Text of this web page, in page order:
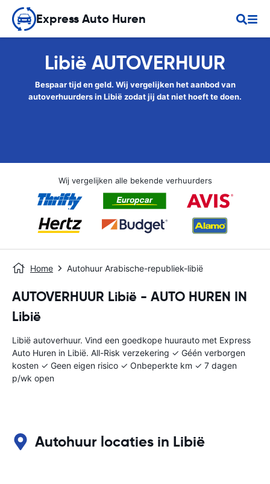
Express Auto Huren
Libië AUTOVERHUUR
Bespaar tijd en geld. Wij vergelijken het aanbod van
autoverhuurders in Libië zodat jij dat niet hoeft te doen.
Wij vergelijken alle bekende verhuurders
Home Autohuur Arabische-republiek-libië
AUTOVERHUUR Libië - AUTO HUREN IN
Libië
Libië autoverhuur. Vind een goedkope huurauto met Express
Auto Huren in Libië. All-Risk verzekering ✓ Géén verborgen
kosten ✓ Geen eigen risico ✓ Onbeperkte km ✓ 7 dagen
p/wk open
Autohuur locaties in Libië